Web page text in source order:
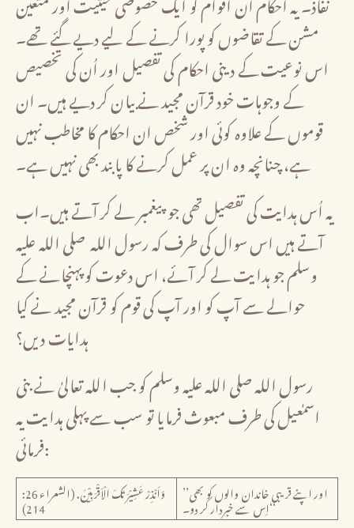
مشن کے تقاضوں کو پورا کرنے کے لیے دیے گئے تھے۔
اس نوعیت کے دینی احکام کی تفصیل اور اُن کی تخصیص
کے وجوہات خود قرآن مجید نے بیان کر دیے ہیں۔ ان
قوموں کے علاوہ کوئی اور شخص ان احکام کا مخاطب نہیں
ہے، چنانچہ وہ ان پر عمل کرنے کا پابند بھی نہیں ہے۔
یہ اُس ہدایت کی تفصیل تھی جو پیغمبر لے کر آتے ہیں۔اب
آتے ہیں اس سوال کی طرف کہ رسول اللہ صلی اللہ علیہ
وسلم جو ہدایت لے کر آئے، اس دعوت کو پہنچانے کے
حوالے سے آپ کو اور آپ کی قوم کو قرآن مجید نے کیا
ہدایات دیں؟
رسول اللہ صلی اللہ علیہ وسلم کو جب اللہ تعالیٰ نے بنی
اسمٰعیل کی طرف مبعوث فرمایا تو سب سے پہلی ہدایت یہ
فرمائی:
وَاَنْذِرْ عَشِيْرَتَكَ الْاَقْرَبِيْنَ. (الشعراء 26:
214)
’’اور اپنے قریبی خاندان والوں کو بھی
اِس سے خبردار کر دو۔‘‘